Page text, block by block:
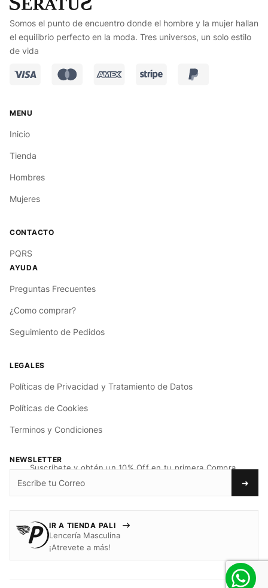
Somos el punto de encuentro donde el hombre y la mujer hallan
el equilibrio perfecto en la moda. Tres universos, un solo estilo
de vida
Inicio
Tienda
Hombres
Mujeres
PQRS
Preguntas Frecuentes
¿Como comprar?
Seguimiento de Pedidos
Políticas de Privacidad y Tratamiento de Datos
Políticas de Cookies
Terminos y Condiciones
NEWSLETTER
Suscríbete y obtén un 10% Off en tu primera Compra.
➜
IR A TIENDA PALI
Lencería Masculina
¡Atrevete a más!